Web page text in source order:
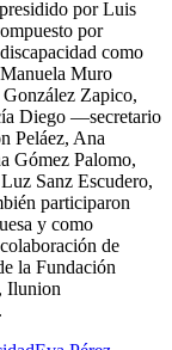
por Luis
por
como
Muro
Zapico,
Diego —secretario
Peláez, Ana
Gómez Palomo,
Sanz Escudero,
participaron
y como
de
la Fundación
Ilunion